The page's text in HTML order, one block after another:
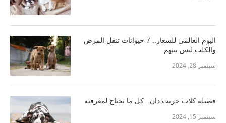
اليوم العالمي للسعار.. 7 حيوانات تنقل المرض
والكلب ليس بينهم
سبتمبر 28, 2024
فصيلة كلاب جريت دان.. كل ما تحتاج لمعرفته
سبتمبر 15, 2024